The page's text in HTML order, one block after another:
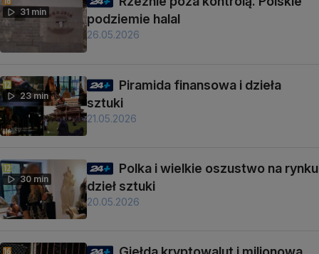
31 min
podziemie halal
26.05.2026
23 min
Piramida finansowa i dzieła
sztuki
21.05.2026
30 min
Polka i wielkie oszustwo na rynku
dzieł sztuki
20.05.2026